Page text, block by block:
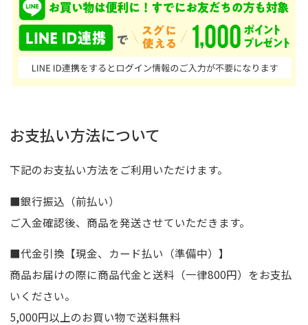
お支払い方法について
下記のお支払い方法をご利用いただけます。
■銀行振込（前払い）
ご入金確認後、商品を発送させていただきます。
■代金引換【現金、カード払い（準備中）】
商品お届けの際に商品代金と送料（一律800円）をお支払
いください。
5,000円以上のお買い物で送料無料